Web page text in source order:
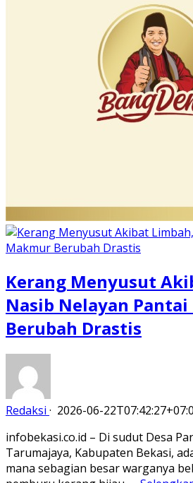
Kerang Menyusut
Nasib Nelayan
Berubah Drastis
Redaksi · 2026-06-
infobekasi.co.id – Di sudut Desa
Tarumajaya, Kabupaten Bekasi,
mana sebagian besar warganya